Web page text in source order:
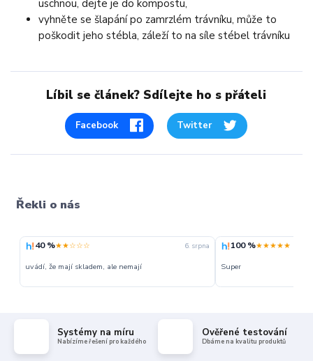
uschnou, dejte je do kompostu,
vyhněte se šlapání po zamrzlém trávníku, může to
poškodit jeho stébla, záleží to na síle stébel trávníku
Líbil se článek? Sdílejte ho s přáteli
Facebook Twitter
Řekli o nás
40 %★★☆☆☆ 6. srpna
uvádí, že mají skladem, ale nemají
100 %★★★★★
Super
Systémy na míru
Nabízíme řešení pro každého
Ověřené testování
Dbáme na kvalitu produktů